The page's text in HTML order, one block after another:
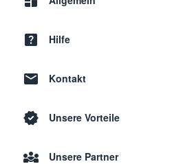
Hilfe
Kontakt
Unsere Vorteile
Unsere Partner